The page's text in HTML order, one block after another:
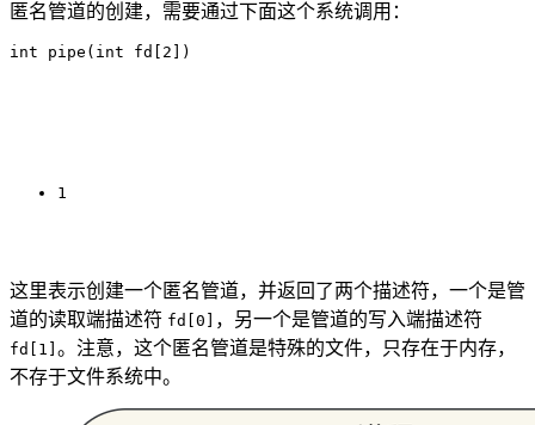
匿名管道的创建，需要通过下面这个系统调用：
1
这里表示创建一个匿名管道，并返回了两个描述符，一个是管
道的读取端描述符 fd[0] ，另一个是管道的写入端描述符
fd[1] 。注意，这个匿名管道是特殊的文件，只存在于内存，
不存于文件系统中。